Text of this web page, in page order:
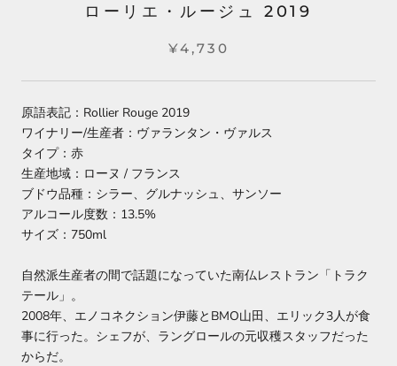
ローリエ・ルージュ 2019
¥4,730
原語表記：Rollier Rouge 2019
ワイナリー/生産者：ヴァランタン・ヴァルス
タイプ：赤
生産地域：ローヌ / フランス
ブドウ品種：シラー、グルナッシュ、サンソー
アルコール度数：13.5%
サイズ：750ml
自然派生産者の間で話題になっていた南仏レストラン「トラク
テール」。
2008年、エノコネクション伊藤とBMO山田、エリック3人が食
事に行った。シェフが、ラングロールの元収穫スタッフだった
からだ。